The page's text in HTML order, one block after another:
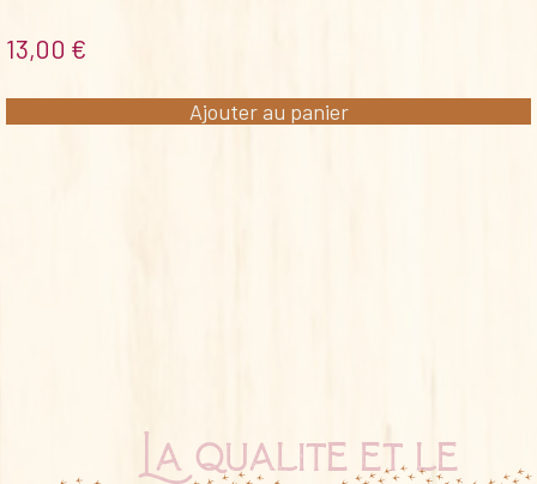
13,00 €
Ajouter au panier
La qualité et le